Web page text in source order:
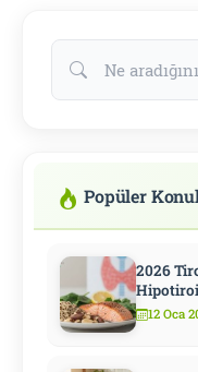
Popüler
2026
İçin12 Oca